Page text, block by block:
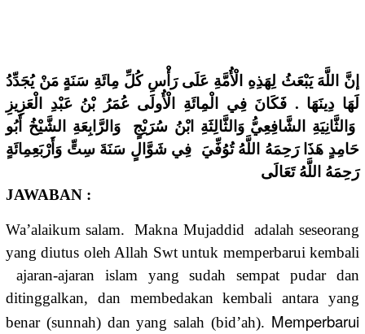
إنَّ اللَّهَ يَبْعَثُ لِهَذِهِ الْأُمَّةِ عَلَى رَأْسِ كُلِّ مِائَةِ سَنَةٍ مَنْ يُجَدِّدُ
لَهَا دِينَهَا . فَكَانَ فِي الْمِائَةِ الْأُولَى عُمَرُ بْنُ عَبْدِ الْعَزِيزِ
وَالثَّانِيَةِ الشَّافِعِيُّ وَالثَّالِثَةِ ابْنُ سُرَيْجٍ وَالرَّابِعَةِ الشَّيْخُ أَبُو
حَامِدٍ هَذَا رَحِمَهُ اللَّهُ تُوُفِّيَ فِي شَوَّالٍ سَنَةَ سِتٍّ وَأَرْبَعِمِائَةٍ
رَحِمَهُ اللَّهُ تَعَالَى
JAWABAN :
Wa’alaikum salam. Makna Mujaddid adalah seseorang
yang diutus oleh Allah Swt untuk memperbarui kembali
ajaran-ajaran islam yang sudah sempat pudar dan
ditinggalkan, dan membedakan kembali antara yang
benar (sunnah) dan yang salah (bid’ah). Memperbarui